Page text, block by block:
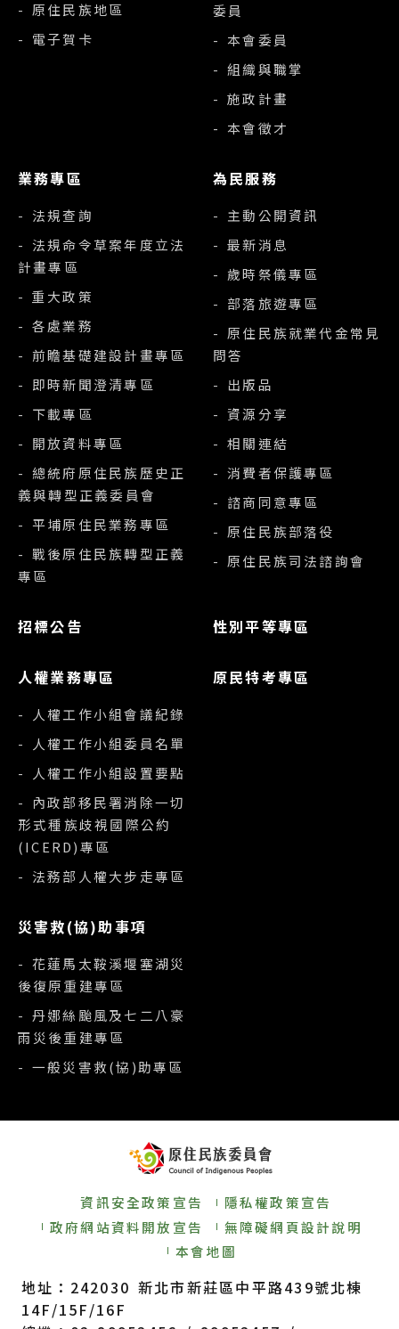
- 原住民族地區
- 電子賀卡
委員
- 本會委員
- 組織與職掌
- 施政計畫
- 本會徵才
業務專區
- 法規查詢
- 法規命令草案年度立法
計畫專區
- 重大政策
- 各處業務
- 前瞻基礎建設計畫專區
- 即時新聞澄清專區
- 下載專區
- 開放資料專區
- 總統府原住民族歷史正
義與轉型正義委員會
- 平埔原住民業務專區
- 戰後原住民族轉型正義
專區
為民服務
- 主動公開資訊
- 最新消息
- 歲時祭儀專區
- 部落旅遊專區
- 原住民族就業代金常見
問答
- 出版品
- 資源分享
- 相關連結
- 消費者保護專區
- 諮商同意專區
- 原住民族部落役
- 原住民族司法諮詢會
招標公告 性別平等專區
人權業務專區
- 人權工作小組會議紀錄
- 人權工作小組委員名單
- 人權工作小組設置要點
- 內政部移民署消除一切
形式種族歧視國際公約
(ICERD)專區
- 法務部人權大步走專區
原民特考專區
災害救(協)助事項
- 花蓮馬太鞍溪堰塞湖災
後復原重建專區
- 丹娜絲颱風及七二八豪
雨災後重建專區
- 一般災害救(協)助專區
資訊安全政策宣告
隱私權政策宣告
政府網站資料開放宣告
無障礙網頁設計說明
本會地圖
地址：242030 新北市新莊區中平路439號北棟
14F/15F/16F